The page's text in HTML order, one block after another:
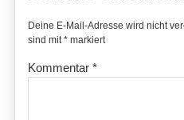
Deine E-Mail-Adresse wird nicht
sind mit* markiert
Kommentar*